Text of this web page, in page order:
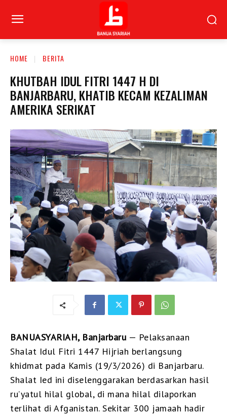
HOME BERITA
KHUTBAH IDUL FITRI 1447 H DI
BANJARBARU, KHATIB KECAM KEZALIMAN
AMERIKA SERIKAT
BANUASYARIAH, Banjarbaru — Pelaksanaan
Shalat Idul Fitri 1447 Hijriah berlangsung
khidmat pada Kamis (19/3/2026) di Banjarbaru.
Shalat Ied ini diselenggarakan berdasarkan hasil
ru’yatul hilal global, di mana hilal dilaporkan
terlihat di Afganistan. Sekitar 300 jamaah hadir